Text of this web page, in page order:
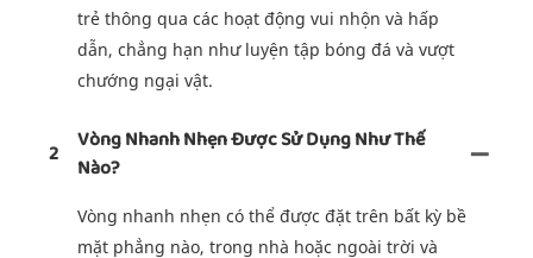
trẻ thông qua các hoạt động vui nhộn và hấp
dẫn, chẳng hạn như luyện tập bóng đá và vượt
chướng ngại vật.
2
Vòng Nhanh Nhẹn Được Sử Dụng Như Thế
Nào?
Vòng nhanh nhẹn có thể được đặt trên bất kỳ bề
mặt phẳng nào, trong nhà hoặc ngoài trời và